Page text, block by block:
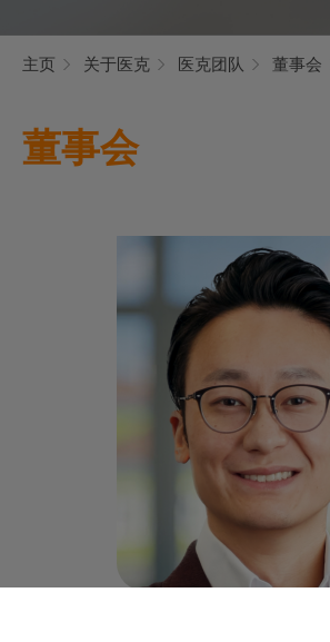
主页 关于医克 医克团队 董事会
董事会